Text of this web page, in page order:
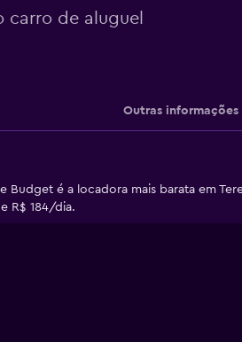
carro de aluguel
Outras informações
Budget é a locadora mais barata em
R$ 184/dia.